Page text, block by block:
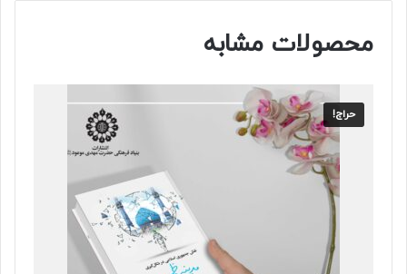
محصولات مشابه
حراج!